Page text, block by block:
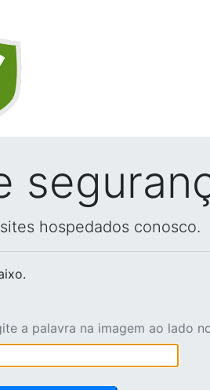
hospedados conosco.
a palavra na imagem ao lado